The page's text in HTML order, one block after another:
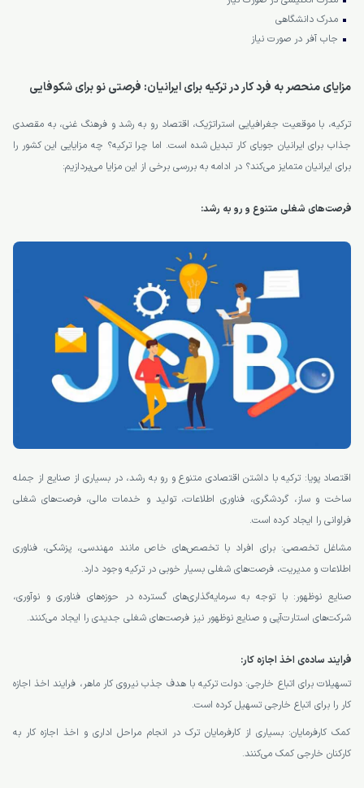
مدرک دانشگاهی
جاب آفر در صورت نیاز
مزایای منحصر به فرد کار در ترکیه برای ایرانیان: فرصتی نو برای شکوفایی
ترکیه، با موقعیت جغرافیایی استراتژیک، اقتصاد رو به رشد و فرهنگ غنی، به مقصدی
جذاب برای ایرانیان جویای کار تبدیل شده است. اما چرا ترکیه؟ چه مزایایی این کشور را
برای ایرانیان متمایز می‌کند؟ در ادامه به بررسی برخی از این مزایا می‌پردازیم:
فرصت‌های شغلی متنوع و رو به رشد:
اقتصاد پویا: ترکیه با داشتن اقتصادی متنوع و رو به رشد، در بسیاری از صنایع از جمله
ساخت و ساز، گردشگری، فناوری اطلاعات، تولید و خدمات مالی، فرصت‌های شغلی
فراوانی را ایجاد کرده است.
مشاغل تخصصی: برای افراد با تخصص‌های خاص مانند مهندسی، پزشکی، فناوری
اطلاعات و مدیریت، فرصت‌های شغلی بسیار خوبی در ترکیه وجود دارد.
صنایع نوظهور: با توجه به سرمایه‌گذاری‌های گسترده در حوزه‌های فناوری و نوآوری،
شرکت‌های استارت‌آپی و صنایع نوظهور نیز فرصت‌های شغلی جدیدی را ایجاد می‌کنند.
فرایند ساده‌ی اخذ اجازه کار:
تسهیلات برای اتباع خارجی: دولت ترکیه با هدف جذب نیروی کار ماهر، فرایند اخذ اجازه
کار را برای اتباع خارجی تسهیل کرده است.
کمک کارفرمایان: بسیاری از کارفرمایان ترک در انجام مراحل اداری و اخذ اجازه کار به
کارکنان خارجی کمک می‌کنند.